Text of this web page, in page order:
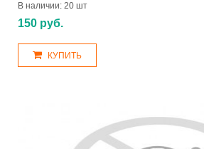
В наличии: 20 шт
150 руб.
КУПИТЬ